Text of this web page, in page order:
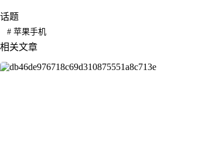
话题
#苹果手机
相关文章